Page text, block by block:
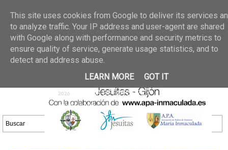
02 jun 2026
GALERIA DE FOTOS
30/05/2026
25 may 2026
GALERIA
DE FOTOS 23/05/2026
20 may
2026
GALERIA DE FOTOS
16/05/2026
DE FOTOS 09/05/2026
28 abr
2026
GALERIA DE FOTOS 25 Y
26/04/2026
This site uses cookies from Google to deliver its services
to analyze traffic. Your IP address and user-agent are shared
with Google along with performance and security metrics to
ensure quality of service, generate usage statistics, and to
detect and address abuse.
LEARN MORE
GOT IT